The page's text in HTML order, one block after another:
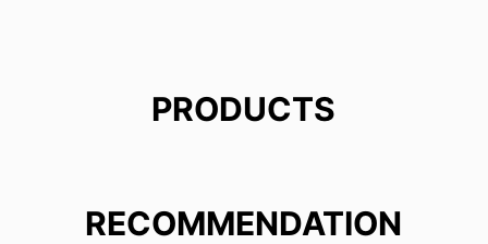
PRODUCTS
RECOMMENDATION